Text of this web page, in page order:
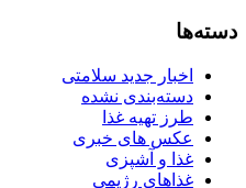
دسته‌ها
اخبار جدید سلامتی
دسته‌بندی نشده
طرز تهیه غذا
عکس های خبری
غذا و آشپزی
غذاهای رژیمی